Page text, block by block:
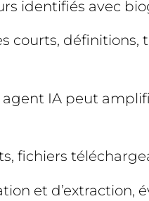
identifiés avec
courts,
IA peut
fichiers
et d’extraction,